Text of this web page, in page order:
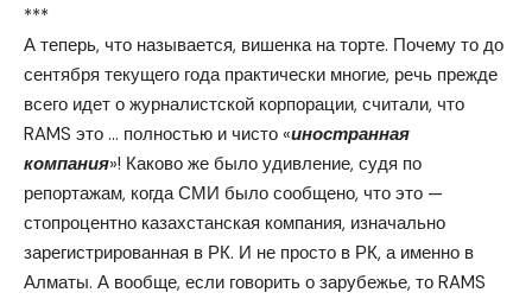
***
А теперь, что называется, вишенка на торте. Почему то до
сентября текущего года практически многие, речь прежде
всего идет о журналистской корпорации, считали, что
RAMS это … полностью и чисто «иностранная
компания»! Каково же было удивление, судя по
репортажам, когда СМИ было сообщено, что это —
стопроцентно казахстанская компания, изначально
зарегистрированная в РК. И не просто в РК, а именно в
Алматы. А вообще, если говорить о зарубежье, то RAMS